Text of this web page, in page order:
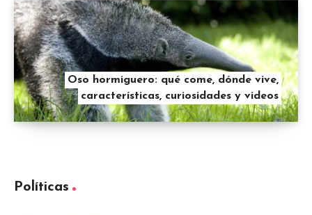
Oso hormiguero: qué come, dónde vive,
características, curiosidades y videos
Políticas